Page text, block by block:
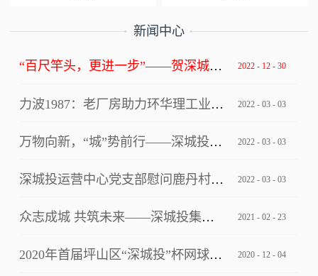
新闻中心
“百尺竿头，更进一步”——贺深城投集团获评深圳市总部企业 2022 - 12 - 30
力波1987：老厂房助力环华理工业设计创新中心写入上海市级文件！ 2022 - 03 - 03
万物向新，“城”势前行——深城投集团“逐梦四十年”2022年年会 2022 - 03 - 03
深城投运营中心党支部慰问鹿丹村社区疫情防控一线工作人员 2022 - 03 - 03
众志成城 共筑未来——深城投集团2021云年会圆满落幕 2021 - 02 - 23
2020年首届坪山区“深城投”杯网球邀请赛完美落幕 2020 - 12 - 04